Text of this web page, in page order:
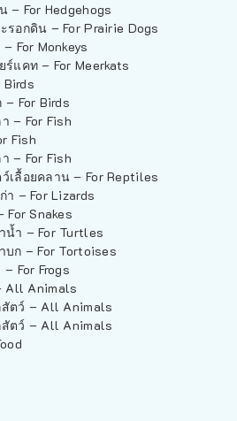
– For Hedgehogs
รอกดิน – For Prairie Dogs
For Monkeys
ร์แคท – For Meerkats
For Birds
– For Fish
Fish
– For Fish
เลื้อยคลาน – For Reptiles
า – For Lizards
For Snakes
น้ำ – For Turtles
บก – For Tortoises
For Frogs
All Animals
ตว์ – All Animals
ตว์ – All Animals